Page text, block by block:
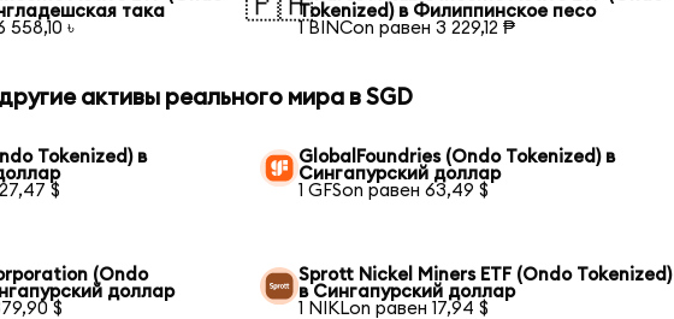
така
558,10 ৳
Tokenized) в Филиппинское песо
1 BINCon равен 3 229,12 ₱
активы реального мира в SGD
Tokenized) в
$
GlobalFoundries (Ondo Tokenized) в
Сингапурский доллар
1 GFSon равен 63,49 $
(Ondo
доллар
$
Sprott Nickel Miners ETF (Ondo Tokenized)
в Сингапурский доллар
1 NIKLon равен 17,94 $